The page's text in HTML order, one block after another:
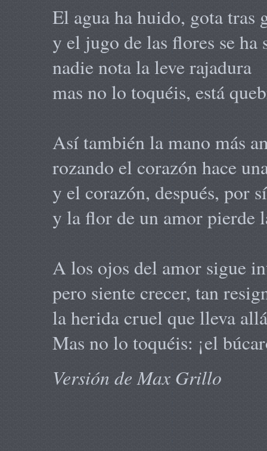
El agua ha huido, gota tras
y el jugo de las flores se ha
nadie nota la leve rajadura
mas no lo toquéis, está
Así también la mano más
rozando el corazón hace
y el corazón, después, por
y la flor de un amor pierde
A los ojos del amor sigue
pero siente crecer, tan
la herida cruel que lleva
Mas no lo toquéis: ¡el
Versión de Max Grillo